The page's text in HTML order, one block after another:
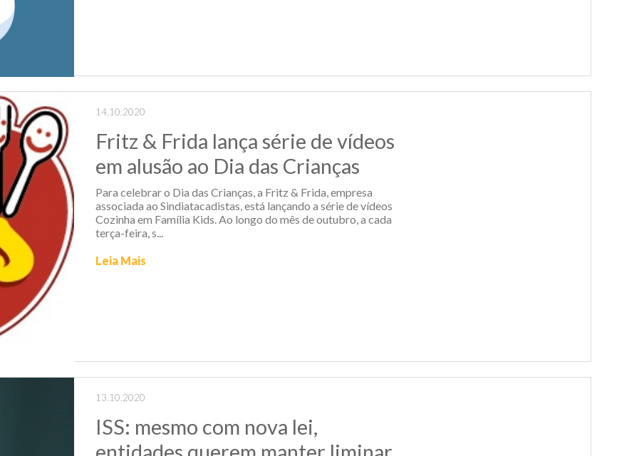
14.10.2020
Fritz & Frida lança série de vídeos
em alusão ao Dia das Crianças
Para celebrar o Dia das Crianças, a Fritz & Frida, empresa
associada ao Sindiatacadistas, está lançando a série de vídeos
Cozinha em Família Kids. Ao longo do mês de outubro, a cada
terça-feira, s...
Leia Mais
13.10.2020
ISS: mesmo com nova lei,